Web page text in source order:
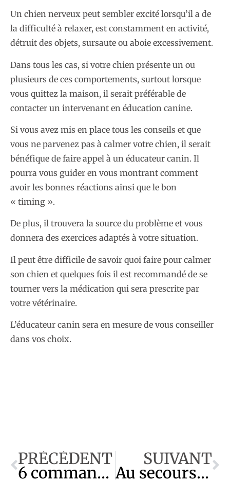
Un chien nerveux peut sembler excité lorsqu’il a de
la difficulté à relaxer, est constamment en activité,
détruit des objets, sursaute ou aboie excessivement.
Dans tous les cas, si votre chien présente un ou
plusieurs de ces comportements, surtout lorsque
vous quittez la maison, il serait préférable de
contacter un intervenant en éducation canine.
Si vous avez mis en place tous les conseils et que
vous ne parvenez pas à calmer votre chien, il serait
bénéfique de faire appel à un éducateur canin. Il
pourra vous guider en vous montrant comment
avoir les bonnes réactions ainsi que le bon
« timing ».
De plus, il trouvera la source du problème et vous
donnera des exercices adaptés à votre situation.
Il peut être difficile de savoir quoi faire pour calmer
son chien et quelques fois il est recommandé de se
tourner vers la médication qui sera prescrite par
votre vétérinaire.
L’éducateur canin sera en mesure de vous conseiller
dans vos choix.
PRÉCÉDENT
6 commandes que votre chien devrait connaître
SUIVANT
Au secours, mon chien est un voleur !